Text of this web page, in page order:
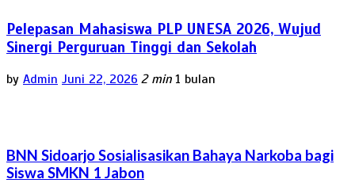
Pelepasan Mahasiswa PLP UNESA 2026, Wujud
Sinergi Perguruan Tinggi dan Sekolah
by Admin Juni 22, 2026 2 min 1 bulan
BNN Sidoarjo Sosialisasikan Bahaya Narkoba bagi
Siswa SMKN 1 Jabon